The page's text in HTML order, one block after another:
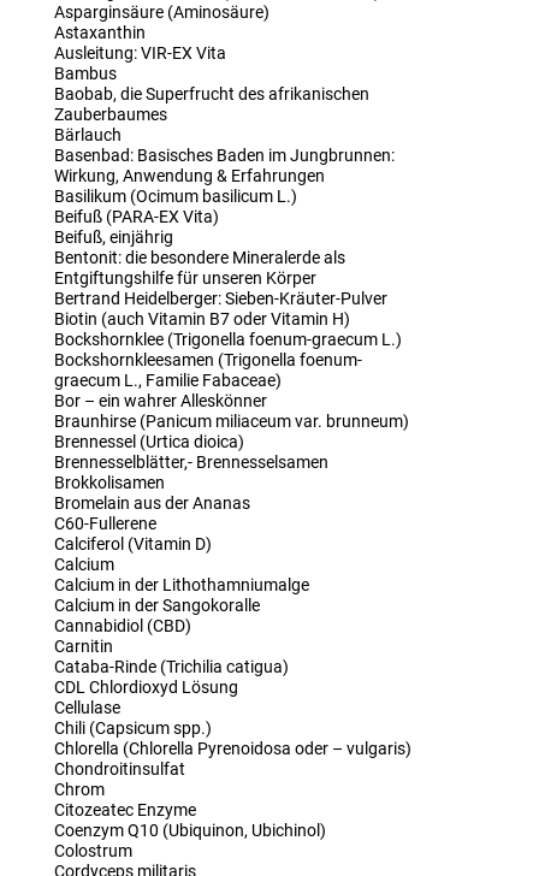
Asparginsäure (Aminosäure)
Astaxanthin
Ausleitung: VIR-EX Vita
Bambus
Baobab, die Superfrucht des afrikanischen
Zauberbaumes
Bärlauch
Basenbad: Basisches Baden im Jungbrunnen:
Wirkung, Anwendung & Erfahrungen
Basilikum (Ocimum basilicum L.)
Beifuß (PARA-EX Vita)
Beifuß, einjährig
Bentonit: die besondere Mineralerde als
Entgiftungshilfe für unseren Körper
Bertrand Heidelberger: Sieben-Kräuter-Pulver
Biotin (auch Vitamin B7 oder Vitamin H)
Bockshornklee (Trigonella foenum-graecum L.)
Bockshornkleesamen (Trigonella foenum-
graecum L., Familie Fabaceae)
Bor – ein wahrer Alleskönner
Braunhirse (Panicum miliaceum var. brunneum)
Brennessel (Urtica dioica)
Brennesselblätter,- Brennesselsamen
Brokkolisamen
Bromelain aus der Ananas
C60-Fullerene
Calciferol (Vitamin D)
Calcium
Calcium in der Lithothamniumalge
Calcium in der Sangokoralle
Cannabidiol (CBD)
Carnitin
Cataba-Rinde (Trichilia catigua)
CDL Chlordioxyd Lösung
Cellulase
Chili (Capsicum spp.)
Chlorella (Chlorella Pyrenoidosa oder – vulgaris)
Chondroitinsulfat
Chrom
Citozeatec Enzyme
Coenzym Q10 (Ubiquinon, Ubichinol)
Colostrum
Cordyceps militaris